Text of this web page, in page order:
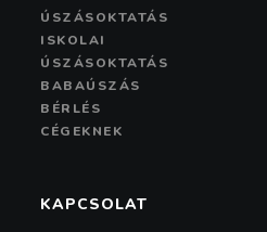
ÚSZÁSOKTATÁS
ISKOLAI
ÚSZÁSOKTATÁS
BABAÚSZÁS
BÉRLÉS
CÉGEKNEK
KAPCSOLAT